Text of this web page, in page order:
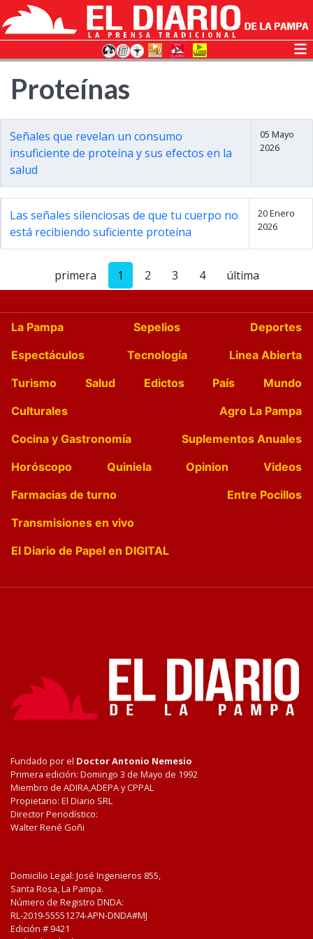
Proteínas
Señales que revelan un consumo
insuficiente de proteína y sus efectos en la
salud
05 Mayo
2026
Las señales silenciosas de que tu cuerpo no
está recibiendo suficiente proteína
20 Enero
2026
primera 1 2 3 4 última
La Pampa Sepelios
Deportes
Espectáculos
Tecnología
Linea Abierta
Turismo
Salud Edictos País
Mundo
Culturales
Agro La Pampa
Cocina y Gastronomía
Suplementos Anuales
Horóscopo
Quiniela Opinion
Videos
Farmacias de turno
Entre Pocillos
Transmisiones en vivo
El Diario de Papel en DIGITAL
Fundado por el Doctor Antonio Nemesio
Primera edición: Domingo 3 de Mayo de 1992
Miembro de ADIRA,ADEPA y CPPAL
Propietario: El Diario SRL
Director Periodístico:
Walter René Goñi
Domicilio Legal: José Ingenieros 855,
Santa Rosa, La Pampa.
Número de Registro DNDA:
RL-2019-55551274-APN-DNDA#MJ
Edición # 9421